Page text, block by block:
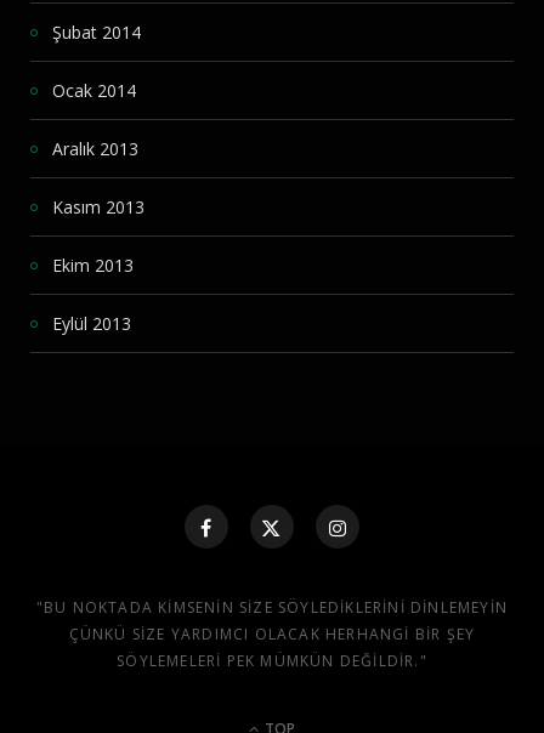
Şubat 2014
Ocak 2014
Aralık 2013
Kasım 2013
Ekim 2013
Eylül 2013
"BU NOKTADA KIMSENIN SIZE SÖYLEDIKLERINI DINLEMEYIN
ÇÜNKÜ SIZE YARDIMCI OLACAK HERHANGI BIR ŞEY
SÖYLEMELERI PEK MÜMKÜN DEĞILDIR."
TOP